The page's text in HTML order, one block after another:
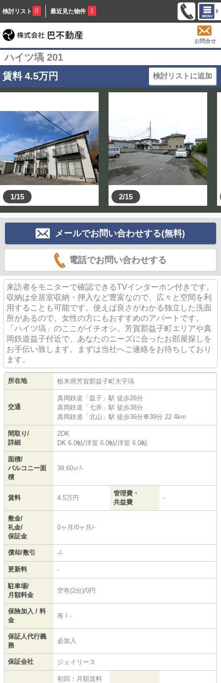
検討リスト 0 最近見た物件 1
お問合せ
ハイツ塙 201
賃料 4.5万円 検討リストに追加
1/15 2/15
メールでお問い合わせする(無料)
電話でお問い合わせする
来訪者をモニターで確認できるTVインターホン付きです。
収納は全居室収納・押入など豊富なので、広々と空間を利
用することも可能です。使えば良さがわかる独立した洗面
所があるので、女性の方にもおすすめのアパートです。
「ハイツ塙」のここがイチオシ。芳賀郡益子町エリアや真
岡鉄道益子付近で、あなたのニーズに合ったお部屋探しを
お手伝い致します。まずは当社へご連絡をお待ちしており
ます。
所在地 栃木県芳賀郡益子町大字塙
交通
真岡鉄道 「 益子 」駅 徒歩26分
真岡鉄道 「 七井 」駅 徒歩38分
真岡鉄道 「 北山 」駅 徒歩36分車39分 22.4km
間取り/
詳細
2DK
DK 6.0帖/洋室 6.0帖/洋室 6.0帖
面積/
バルコニー面
積
39.60㎡/-
賃料 4.5万円
管理費・
共益費
-
敷金/
礼金/
保証金
0ヶ月/0ヶ月/-
償却/敷引 -/-
更新料 -
駐車場/
月額料金
空有(2台)/0円
保険加入 / 料
金
有 / -
保証人代行義
務
必加入
保証会社 ジェイリース
初回：月額賃料